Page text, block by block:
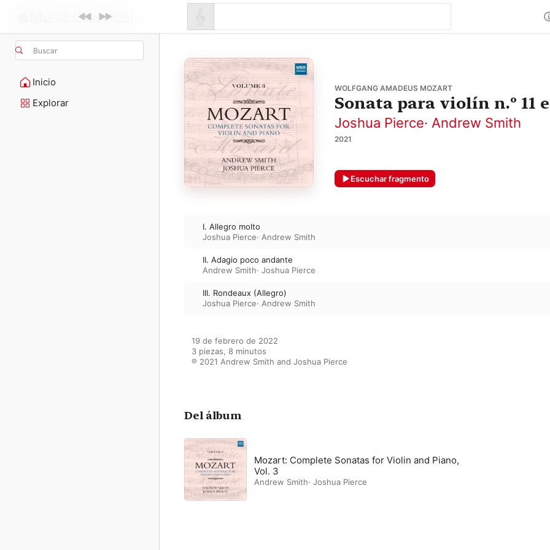
Buscar
Inicio
Explorar
WOLFGANG AMADEUS MOZART
Sonata para violín n.º 11
Joshua Pierce· Andrew Smith
2021
Escuchar fragmento
I. Allegro molto
Joshua Pierce· Andrew Smith
II. Adagio poco andante
Andrew Smith· Joshua Pierce
III. Rondeaux (Allegro)
Joshua Pierce· Andrew Smith
19 de febrero de 2022
3 piezas, 8 minutos
℗ 2021 Andrew Smith and Joshua Pierce
Del álbum
Mozart: Complete Sonatas for Violin and Piano,
Vol. 3
Andrew Smith· Joshua Pierce